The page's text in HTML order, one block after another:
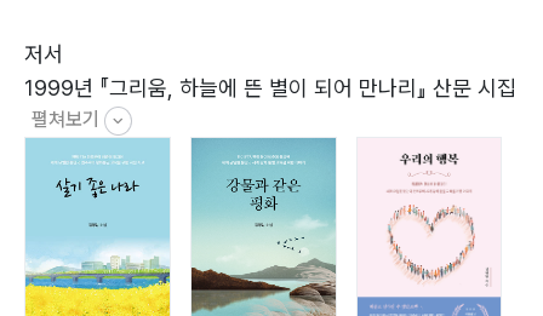
저서
1999년 『그리움, 하늘에 뜬 별이 되어 만나리』 산문 시집
발표
2001년 『그대여, 자유롭게 편지를 쓰겠어요』 산문 시집
발표
2003년 『감격의 그날이 오면』 수필 발표
2006년 『망월동 (우리 마음 속)에 핀 진달래 철죽꽃』 소
설 발표
펼쳐보기